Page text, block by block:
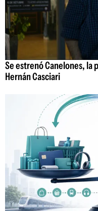
Se estrenó Canelones, la
Hernán Casciari